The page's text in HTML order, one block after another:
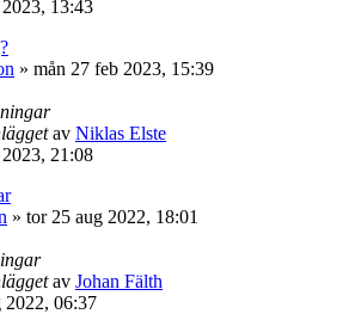
13:43
» mån 27 feb 2023, 15:39
av Niklas Elste
21:08
» tor 25 aug 2022, 18:01
av Johan Fälth
2022, 06:37